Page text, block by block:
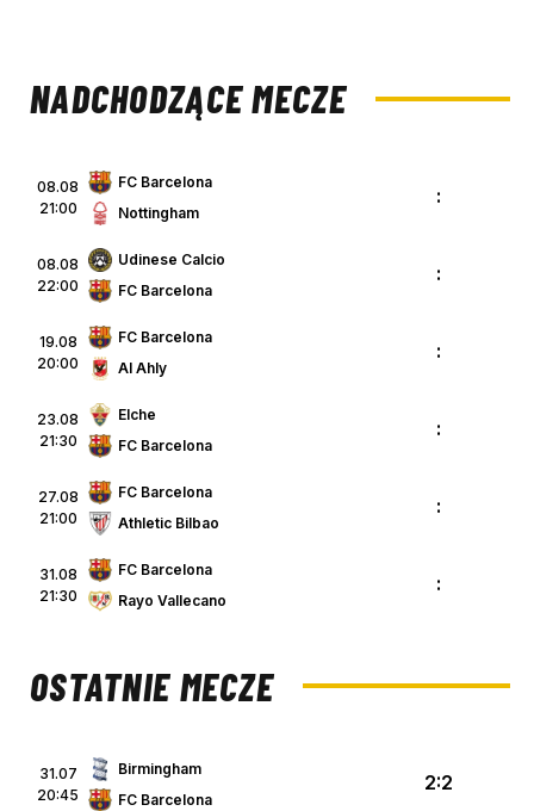
NADCHODZĄCE MECZE
08.08
21:00
FC Barcelona
Nottingham
:
08.08
22:00
Udinese Calcio
FC Barcelona
:
19.08
20:00
FC Barcelona
Al Ahly
:
23.08
21:30
Elche
FC Barcelona
:
27.08
21:00
FC Barcelona
Athletic Bilbao
:
31.08
21:30
FC Barcelona
Rayo Vallecano
:
OSTATNIE MECZE
31.07
20:45
Birmingham
FC Barcelona
2:2